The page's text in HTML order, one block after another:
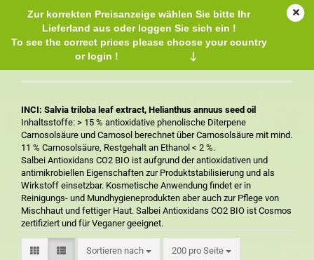
Zur korrekten Preisanzeige wählen Sie bitte Ihr
Lieferland aus oder loggen Sie sich ein !
To see the correct prices please choose your country
or login !
↓
Salbei Antioxidans CO2 BIO
INCI: Salvia triloba leaf extract, Helianthus annuus seed oil
Inhaltsstoffe: > 15 % antioxidative phenolische Diterpene
Carnosolsäure und Carnosol berechnet über Carnosolsäure mit mind.
11 % Carnosolsäure, Restgehalt an Ethanol < 2 %.
Salbei Antioxidans CO2 BIO ist aufgrund der antioxidativen und
antimikrobiellen Eigenschaften zur Produktstabilisierung und als
Wirkstoff einsetzbar. Kosmetische Anwendung findet er in
Reinigungs- und Mundhygieneprodukten aber auch zur Pflege von
Mischhaut und fettiger Haut. Salbei Antioxidans CO2 BIO ist Cosmos
zertifiziert und für Veganer geeignet.
Sortieren nach 200 pro Seite